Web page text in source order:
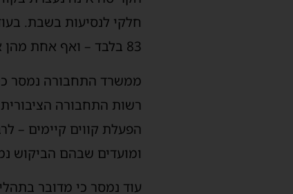
83 בלבד – ואף אחת מהן אינה פועלת בשבת.
ממשרד התחבורה נמסר
רשות התחבורה
הפעלת קווים קיימים –
ומועדים שבהם הביקוש
עוד נמסר כי מדובר